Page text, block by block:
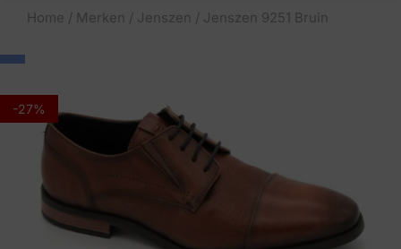
Home / Merken / Jenszen / Jenszen 9251 Bruin
-27%